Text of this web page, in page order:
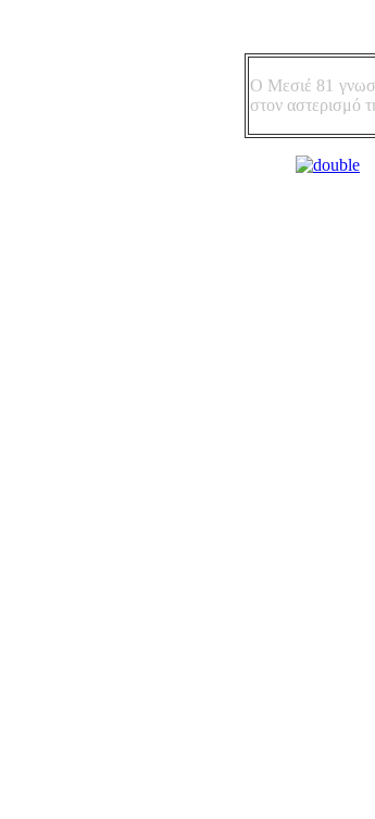
Ο Μεσιέ 81
στον αστερισμό